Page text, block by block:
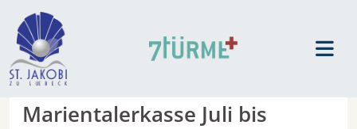
Marientalerkasse Juli bis